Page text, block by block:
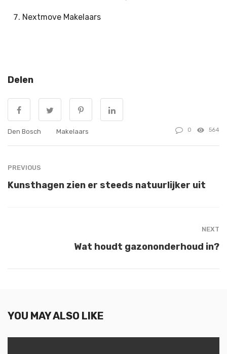
Nextmove Makelaars
Delen
Den Bosch Makelaars 0 564
PREVIOUS
Kunsthagen zien er steeds natuurlijker uit
NEXT
Wat houdt gazononderhoud in?
YOU MAY ALSO LIKE